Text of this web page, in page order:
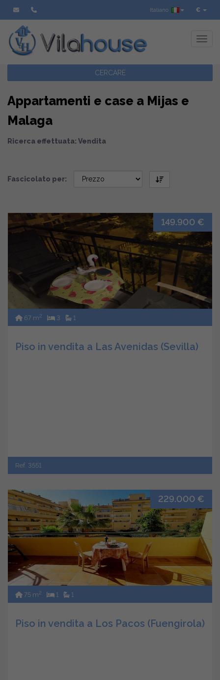
€
Italiano
CERCARE
Appartamenti e case a Mijas e
Malaga
Ricerca effettuata: Vendita
Fascicolato per:
149.900 €
67 m2 3 1
Piso in vendita a Las Avenidas (Sevilla)
Ref. 3551
229.000 €
75 m2 1 1
Piso in vendita a Los Pacos (Fuengirola)